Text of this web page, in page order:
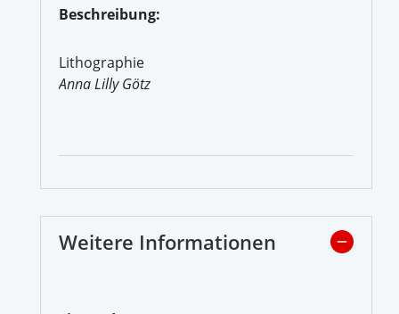
Beschreibung:
Lithographie
Anna Lilly Götz
Weitere Informationen